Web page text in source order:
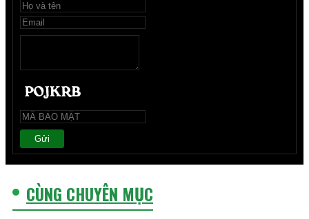
Gửi
CÙNG CHUYÊN MỤC